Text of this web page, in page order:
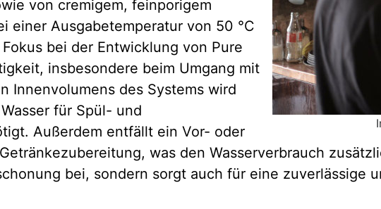
von cremigem, feinporigem
einer Ausgabetemperatur von 50 °C
bei der Entwicklung von Pure
insbesondere beim Umgang mit
Innenvolumens des Systems wird
für Spül- und
Außerdem entfällt ein Vor- oder
was den Wasserverbrauch
bei, sondern sorgt auch für eine zuverlässige